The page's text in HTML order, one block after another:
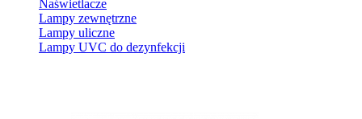
Naświetlacze
Lampy zewnętrzne
Lampy uliczne
Lampy UVC do dezynfekcji